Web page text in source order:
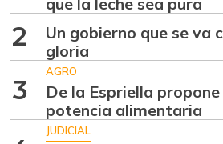
2
Un gobierno que se va
gloria
3
AGRO
De la Espriella
potencia alimentaria
JUDICIAL